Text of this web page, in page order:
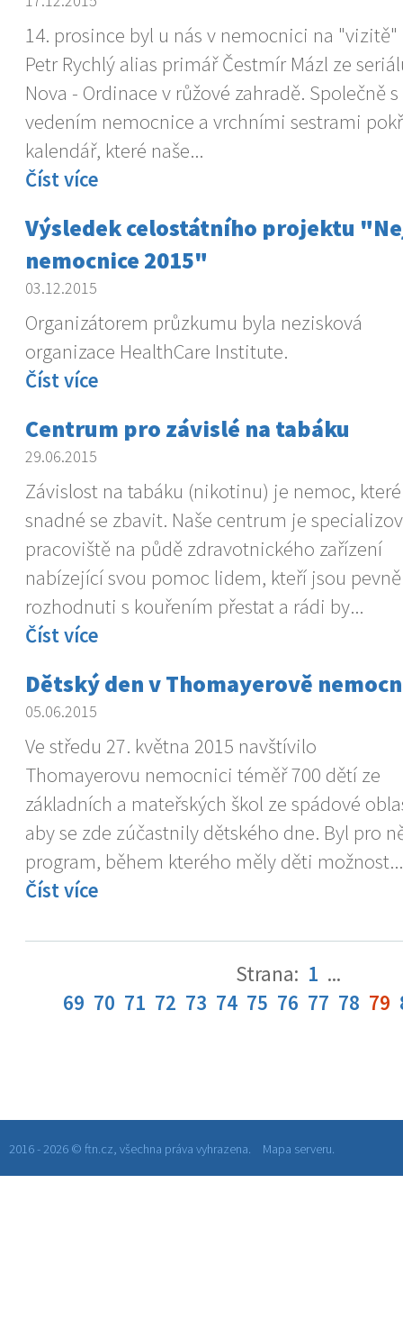
14. prosince byl u nás v nemocnici na "vizitě"
Petr Rychlý alias primář Čestmír Mázl ze
Nova - Ordinace v růžové zahradě. Společně s
vedením nemocnice a vrchními sestrami
kalendář, které naše...
Číst více
Výsledek celostátního projektu
nemocnice 2015"
03.12.2015
Organizátorem průzkumu byla nezisková
organizace HealthCare Institute.
Číst více
Centrum pro závislé na tabáku
29.06.2015
Závislost na tabáku (nikotinu) je nemoc,
snadné se zbavit. Naše centrum je
pracoviště na půdě zdravotnického zařízení
nabízející svou pomoc lidem, kteří jsou pevně
rozhodnuti s kouřením přestat a rádi by...
Číst více
Dětský den v Thomayerově
05.06.2015
Ve středu 27. května 2015 navštívilo
Thomayerovu nemocnici téměř 700 dětí ze
základních a mateřských škol ze spádové
aby se zde zúčastnily dětského dne. Byl pro
program, během kterého měly děti možnost...
Číst více
Strana: 1 ...
69 70 71 72 73 74 75 76 77 78 79
2016 - 2026 © ftn.cz, všechna práva vyhrazena. Mapa serveru.